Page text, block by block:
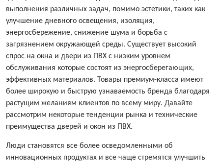
выполнения различных задач, помимо эстетики, таких как
улучшение дневного освещения, изоляция,
энергосбережение, снижение шума и борьба с
загрязнением окружающей среды. Существует высокий
спрос на окна и двери из ПВХ с низким уровнем
обслуживания которые состоят из энергосберегающих,
эффективных материалов. Товары премиум-класса имеют
более широкую и быструю узнаваемость бренда благодаря
растущим желаниям клиентов по всему миру. Давайте
рассмотрим некоторые тенденции рынка и технические
преимущества дверей и окон из ПВХ.
Люди становятся все более осведомленными об
инновационных продуктах и все чаще стремятся улучшить